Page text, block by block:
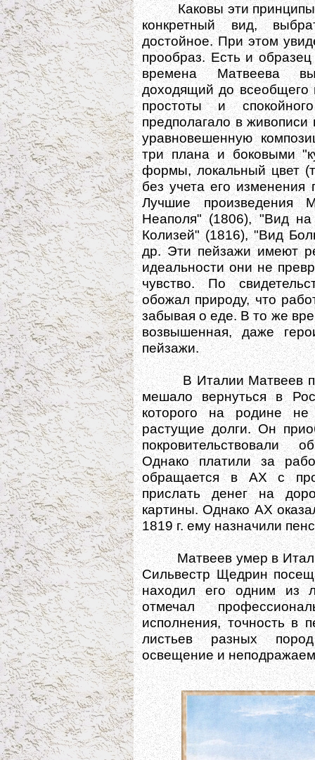
Каковы эти принципы в
конкретный вид,
достойное. При этом
прообраз. Есть и образец
времена Матвеева
доходящий до всеобщего
простоты и
предполагало в
уравновешенную
три плана и боковыми
формы, локальный цвет
без учета его изменения
Лучшие произведения
Неаполя" (1806), "Вид
Колизей" (1816), "Вид
др. Эти пейзажи имеют
идеальности они не
чувство. По
обожал природу, что
забывая о еде. В то же
возвышенная, даже
пейзажи.
В Италии Матвеев
мешало вернуться в
которого на родине
растущие долги. Он
покровительствовали
Однако платили за
обращается в АХ с
прислать денег на
картины. Однако АХ
1819 г. ему назначили
Матвеев умер в Италии
Сильвестр Щедрин
находил его одним из
отмечал
исполнения, точность в
листьев разных
освещение и